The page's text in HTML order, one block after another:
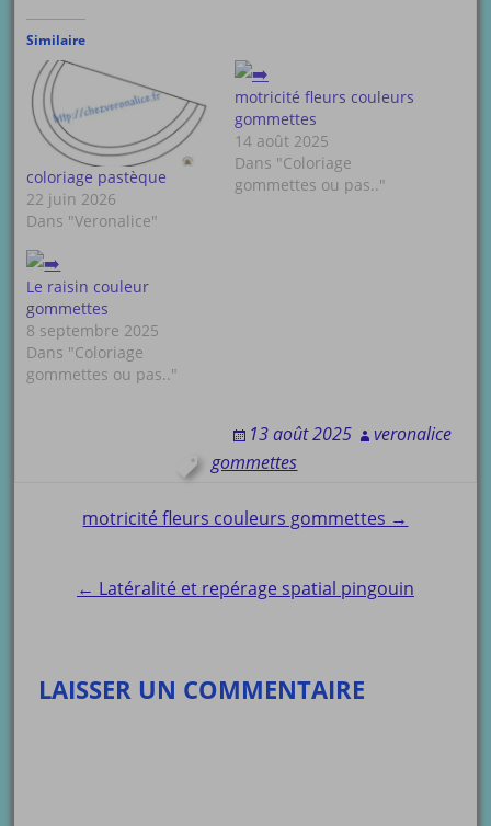
Similaire
coloriage pastèque
22 juin 2026
Dans "Veronalice"
motricité fleurs couleurs
gommettes
14 août 2025
Dans "Coloriage
gommettes ou pas.."
Le raisin couleur
gommettes
8 septembre 2025
Dans "Coloriage
gommettes ou pas.."
13 août 2025
veronalice
gommettes
Post
navigation
motricité fleurs couleurs gommettes →
← Latéralité et repérage spatial pingouin
LAISSER UN COMMENTAIRE